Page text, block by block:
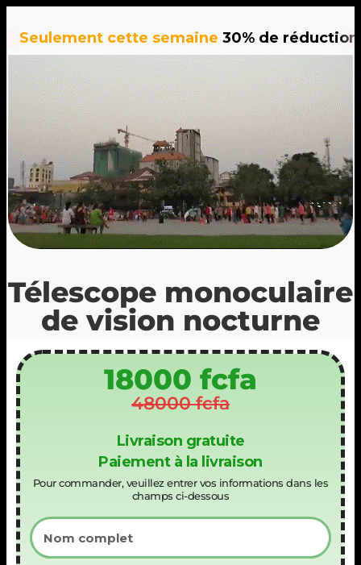
cette semaine30% de réductionsur
Télescope monoculaire
de vision nocturne
18000 fcfa
48000 fcfa
Livraison gratuite
Paiement à la livraison
Pour commander, veuillez entrer vos informations dans les
champs ci-dessous